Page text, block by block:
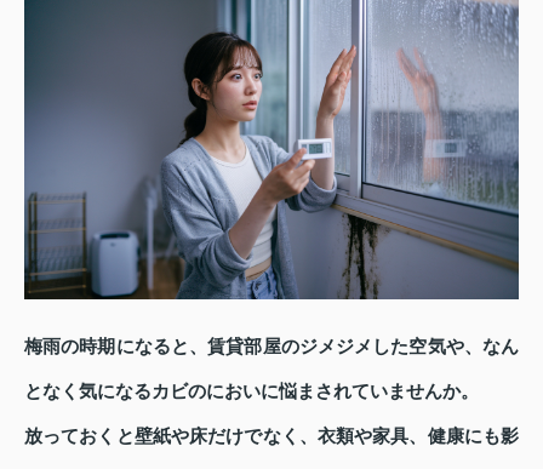
梅雨の時期になると、賃貸部屋のジメジメした空気や、なん
となく気になるカビのにおいに悩まされていませんか。
放っておくと壁紙や床だけでなく、衣類や家具、健康にも影